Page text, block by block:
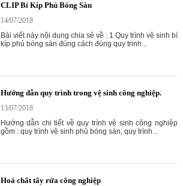
CLIP Bí Kíp Phủ Bóng Sàn
14/07/2018
Bài viết này nội dung chia sẻ về : 1 Quy trình vệ sinh bí
kíp phủ bóng sàn đúng cách đúng quy trinh...
Hướng dẫn quy trình trong vệ sinh công nghiệp.
13/07/2018
Hướng dẫn chi tiết về quy trình vệ sinh công nghiệp
gồm : quy trình vệ sinh phủ bóng sàn, quy trình...
Hoá chất tẩy rửa công nghiệp